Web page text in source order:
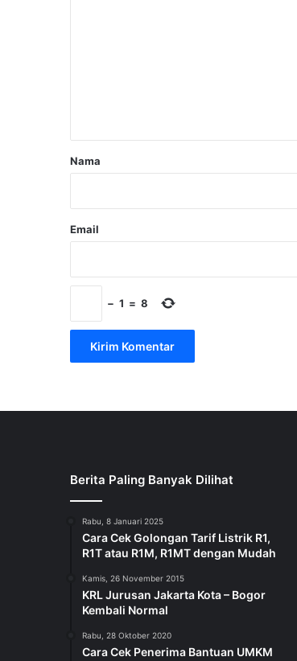
r
Nama
Email
− 1 = 8
Berita Paling Banyak Dilihat
Rabu, 8 Januari 2025
Cara Cek Golongan Tarif Listrik R1,
R1T atau R1M, R1MT dengan Mudah
Kamis, 26 November 2015
KRL Jurusan Jakarta Kota – Bogor
Kembali Normal
Rabu, 28 Oktober 2020
Cara Cek Penerima Bantuan UMKM